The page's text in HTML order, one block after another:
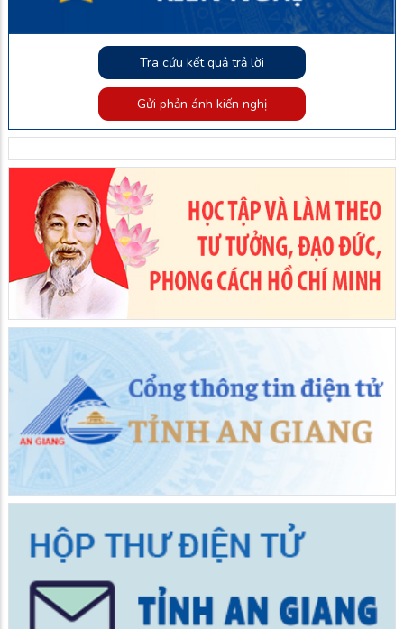
Tra cứu kết quả trả lời
Gửi phản ánh kiến nghị